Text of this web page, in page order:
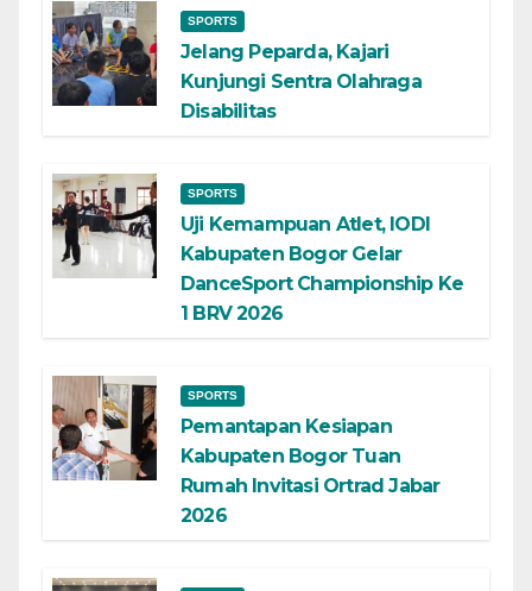
SPORTS
Jelang Peparda, Kajari
Kunjungi Sentra Olahraga
Disabilitas
SPORTS
Uji Kemampuan Atlet, IODI
Kabupaten Bogor Gelar
DanceSport Championship Ke
1 BRV 2026
SPORTS
Pemantapan Kesiapan
Kabupaten Bogor Tuan
Rumah Invitasi Ortrad Jabar
2026